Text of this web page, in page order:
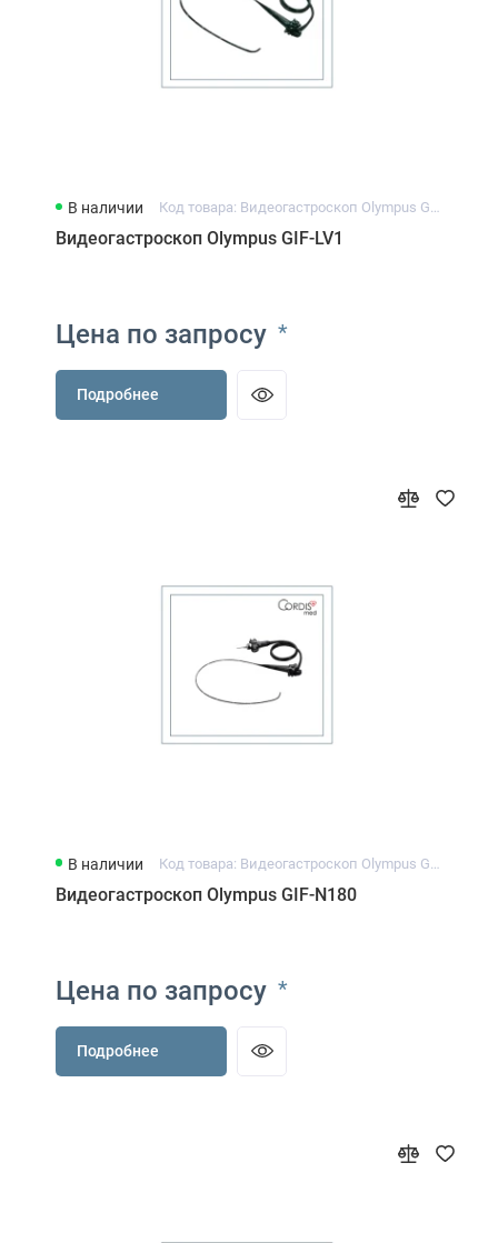
В наличии Код товара: Видеогастроскоп Olympus GIF-LV1
Видеогастроскоп Olympus GIF-LV1
Цена по запросу *
Подробнее
В наличии
Видеогастроскоп Olympus GIF-N180
Цена по запросу *
Подробнее